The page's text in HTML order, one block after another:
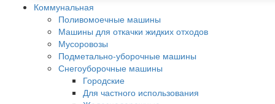
Коммунальная
Поливомоечные машины
Машины для откачки жидких отходов
Мусоровозы
Подметально-уборочные машины
Снегоуборочные машины
Городские
Для частного использования